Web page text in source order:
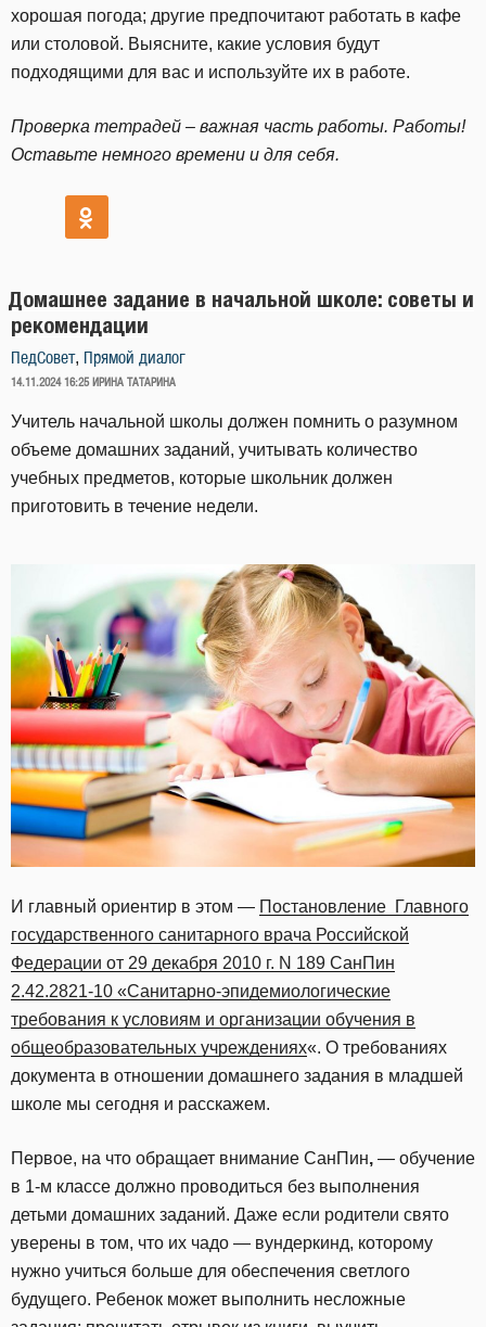
хорошая погода; другие предпочитают работать в кафе
или столовой. Выясните, какие условия будут
подходящими для вас и используйте их в работе.
Проверка тетрадей – важная часть работы. Работы!
Оставьте немного времени и для себя.
Домашнее задание в начальной школе: советы и
рекомендации
ПедСовет, Прямой диалог
ОПУБЛИКОВАНО
14.11.2024 16:25 ИРИНА ТАТАРИНА
Учитель начальной школы должен помнить о разумном
объеме домашних заданий, учитывать количество
учебных предметов, которые школьник должен
приготовить в течение недели.
И главный ориентир в этом — Постановление Главного
государственного санитарного врача Российской
Федерации от 29 декабря 2010 г. N 189 СанПин
2.42.2821-10 «Санитарно-эпидемиологические
требования к условиям и организации обучения в
общеобразовательных учреждениях«. О требованиях
документа в отношении домашнего задания в младшей
школе мы сегодня и расскажем.
Первое, на что обращает внимание СанПин, — обучение
в 1-м классе должно проводиться без выполнения
детьми домашних заданий. Даже если родители свято
уверены в том, что их чадо — вундеркинд, которому
нужно учиться больше для обеспечения светлого
будущего. Ребенок может выполнить несложные